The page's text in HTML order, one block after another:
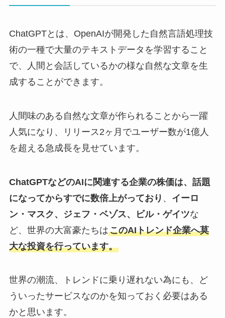
ChatGPTとは、OpenAIが開発した自然言語処理技
術の一種で大量のテキストデータを学習すること
で、人間と会話しているかの様な自然な文章を生
成することができます。
人間味のある自然な文章が作られることから一躍
人気になり、リリース2ヶ月でユーザー数が1億人
を超える急成長を見せています。
ChatGPTなどのAIに関連する企業の株価は、話題
になってからすでに数倍上がっており 、 イーロ
ン・マスク、ジェフ・ベゾス、ビル・ゲイツな
ど、世界の大富豪たちはこのAIトレンド企業へ莫
大な投資を行っています。
世界の潮流、トレンドに乗り遅れない為にも、ど
ういったサービスなのかを知っておく必要はある
かと思います。